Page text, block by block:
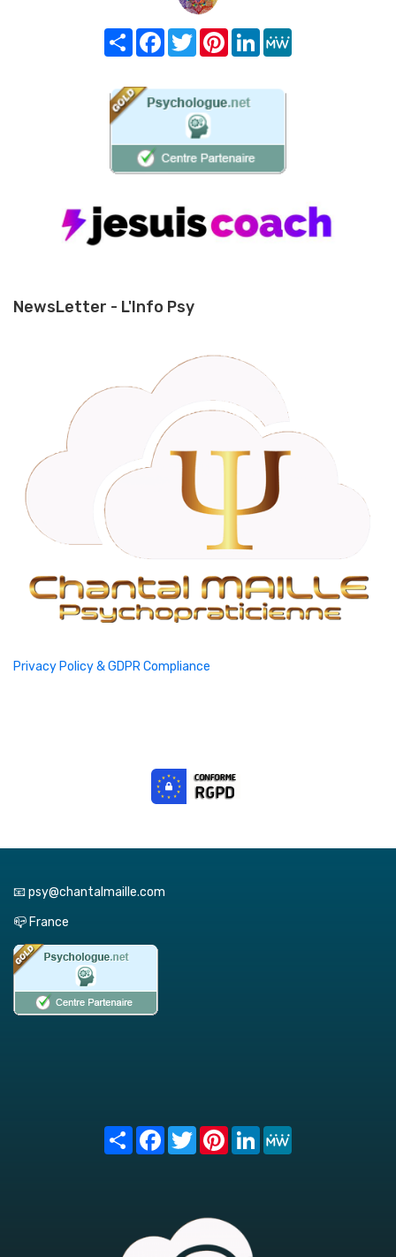
Share FacebookTwitterPinterest
LinkedIn
NewsLetter - L'Info Psy
Privacy Policy & GDPR Compliance
📧 psy@chantalmaille.com
📪 France
Share FacebookTwitterPinterest
LinkedIn